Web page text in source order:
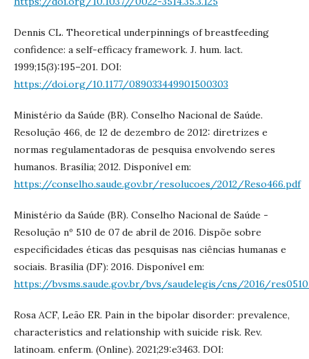
Dennis CL. Theoretical underpinnings of breastfeeding
confidence: a self-efficacy framework. J. hum. lact.
1999;15(3):195–201. DOI:
https://doi.org/10.1177/089033449901500303
Ministério da Saúde (BR). Conselho Nacional de Saúde.
Resolução 466, de 12 de dezembro de 2012: diretrizes e
normas regulamentadoras de pesquisa envolvendo seres
humanos. Brasília; 2012. Disponível em:
https://conselho.saude.gov.br/resolucoes/2012/Reso466.pdf
Ministério da Saúde (BR). Conselho Nacional de Saúde -
Resolução nº 510 de 07 de abril de 2016. Dispõe sobre
especificidades éticas das pesquisas nas ciências humanas e
sociais. Brasília (DF): 2016. Disponível em:
https://bvsms.saude.gov.br/bvs/saudelegis/cns/2016/
Rosa ACF, Leão ER. Pain in the bipolar disorder: prevalence,
characteristics and relationship with suicide risk. Rev.
latinoam. enferm. (Online). 2021;29:e3463. DOI: